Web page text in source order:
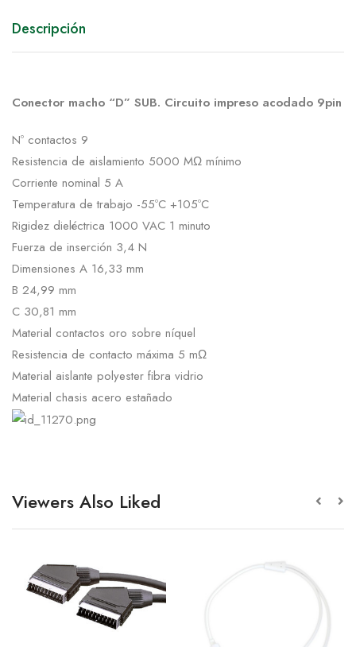
Descripción
Conector macho “D” SUB. Circuito impreso acodado 9pin
Nº contactos 9
Resistencia de aislamiento 5000 MΩ mínimo
Corriente nominal 5 A
Temperatura de trabajo -55ºC +105ºC
Rigidez dieléctrica 1000 VAC 1 minuto
Fuerza de inserción 3,4 N
Dimensiones A 16,33 mm
B 24,99 mm
C 30,81 mm
Material contactos oro sobre níquel
Resistencia de contacto máxima 5 mΩ
Material aislante polyester fibra vidrio
Material chasis acero estañado
Viewers Also Liked